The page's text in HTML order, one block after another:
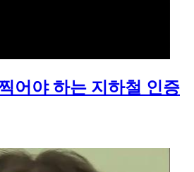
어야 하는 지하철 인증